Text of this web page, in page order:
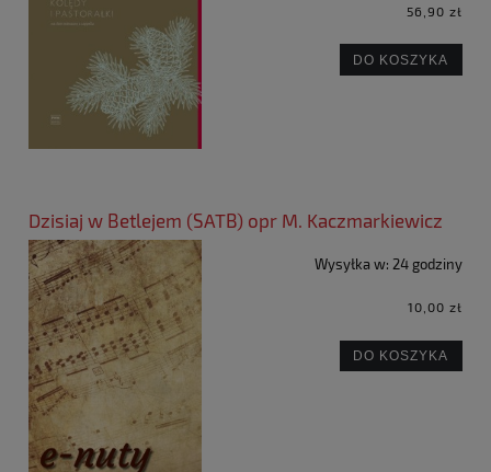
56,90 zł
DO KOSZYKA
Dzisiaj w Betlejem (SATB) opr M. Kaczmarkiewicz
Wysyłka w: 24 godziny
10,00 zł
DO KOSZYKA